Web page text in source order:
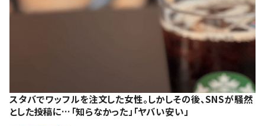
スタバでワッフルを注文した女性。しかしその後、SNSが騒然
とした投稿に…「知らなかった」「ヤバい安い」